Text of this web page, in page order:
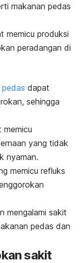
makanan pedas
memicu produksi
peradangan di
dapat
sehingga
memicu
yang tidak
nyaman.
memicu refluks
mengalami sakit
pedas dan
sakit